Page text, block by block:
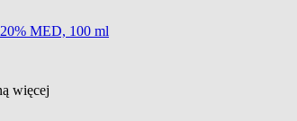
MED, 100 ml
więcej